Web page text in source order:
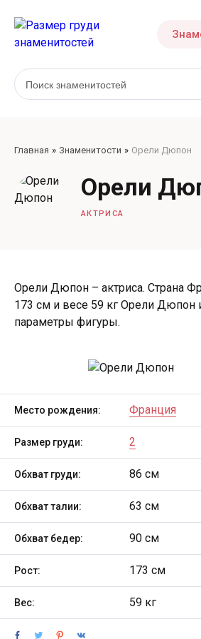
Главная Знаменитости Орели Дюпон
Орели
АКТРИСА
Орели Дюпон – актриса. Страна
173 см и весе 59 кг Орели
параметры фигуры.
Место рождения: Франция
Размер груди: 2
Обхват груди: 86 см
Обхват талии: 63 см
Обхват бедер: 90 см
Рост: 173 см
Вес: 59 кг